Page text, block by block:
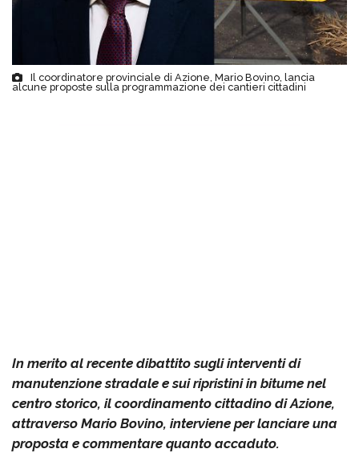
Il coordinatore provinciale di Azione, Mario Bovino, lancia
alcune proposte sulla programmazione dei cantieri cittadini
In merito al recente dibattito sugli interventi di
manutenzione stradale e sui ripristini in bitume nel
centro storico, il coordinamento cittadino di Azione,
attraverso Mario Bovino, interviene per lanciare una
proposta e commentare quanto accaduto.